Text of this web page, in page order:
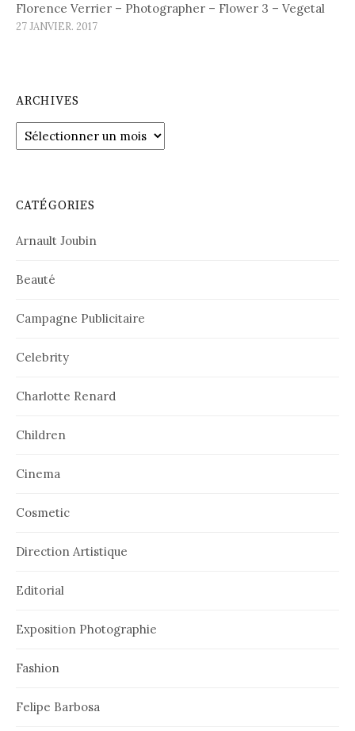
Florence Verrier – Photographer – Flower 3 – Vegetal
27 JANVIER. 2017
ARCHIVES
Archives
CATÉGORIES
Arnault Joubin
Beauté
Campagne Publicitaire
Celebrity
Charlotte Renard
Children
Cinema
Cosmetic
Direction Artistique
Editorial
Exposition Photographie
Fashion
Felipe Barbosa